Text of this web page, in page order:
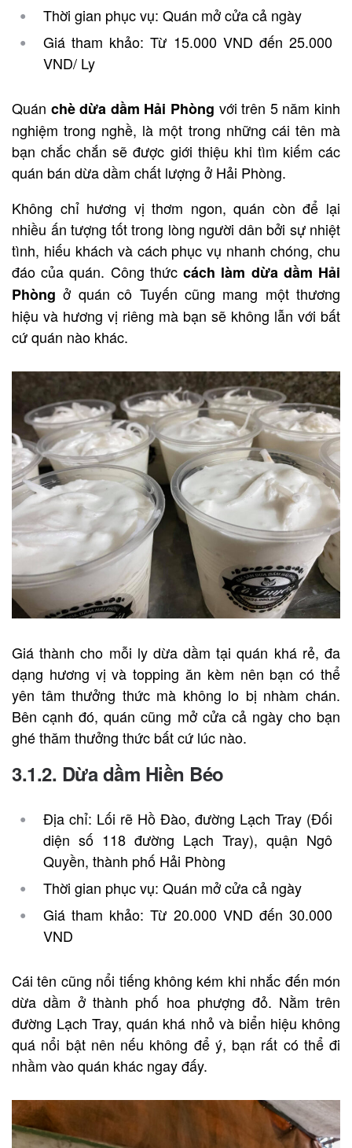
Thời gian phục vụ: Quán mở cửa cả ngày
Giá tham khảo: Từ 15.000 VND đến 25.000
VND/ Ly
Quán chè dừa dầm Hải Phòng với trên 5 năm kinh
nghiệm trong nghề, là một trong những cái tên mà
bạn chắc chắn sẽ được giới thiệu khi tìm kiếm các
quán bán dừa dầm chất lượng ở Hải Phòng.
Không chỉ hương vị thơm ngon, quán còn để lại
nhiều ấn tượng tốt trong lòng người dân bởi sự nhiệt
tình, hiếu khách và cách phục vụ nhanh chóng, chu
đáo của quán. Công thứccách làm dừa dầm Hải
Phòng ở quán cô Tuyến cũng mang một thương
hiệu và hương vị riêng mà bạn sẽ không lẫn với bất
cứ quán nào khác.
Giá thành cho mỗi ly dừa dầm tại quán khá rẻ, đa
dạng hương vị và topping ăn kèm nên bạn có thể
yên tâm thưởng thức mà không lo bị nhàm chán.
Bên cạnh đó, quán cũng mở cửa cả ngày cho bạn
ghé thăm thưởng thức bất cứ lúc nào.
3.1.2. Dừa dầm Hiền Béo
Địa chỉ: Lối rẽ Hồ Đào, đường Lạch Tray (Đối
diện số 118 đường Lạch Tray), quận Ngô
Quyền, thành phố Hải Phòng
Thời gian phục vụ: Quán mở cửa cả ngày
Giá tham khảo: Từ 20.000 VND đến 30.000
VND
Cái tên cũng nổi tiếng không kém khi nhắc đến món
dừa dầm ở thành phố hoa phượng đỏ. Nằm trên
đường Lạch Tray, quán khá nhỏ và biển hiệu không
quá nổi bật nên nếu không để ý, bạn rất có thể đi
nhầm vào quán khác ngay đấy.